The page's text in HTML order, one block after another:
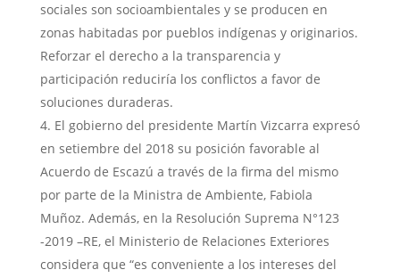
sociales son socioambientales y se producen en
zonas habitadas por pueblos indígenas y originarios.
Reforzar el derecho a la transparencia y
participación reduciría los conflictos a favor de
soluciones duraderas.
El gobierno del presidente Martín Vizcarra expresó
en setiembre del 2018 su posición favorable al
Acuerdo de Escazú a través de la firma del mismo
por parte de la Ministra de Ambiente, Fabiola
Muñoz. Además, en la Resolución Suprema N°123
-2019 –RE, el Ministerio de Relaciones Exteriores
considera que “es conveniente a los intereses del